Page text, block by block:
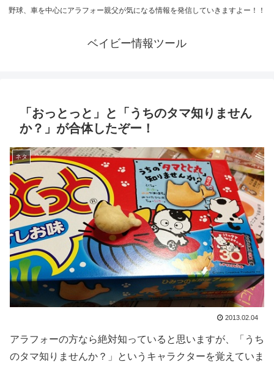
野球、車を中心にアラフォー親父が気になる情報を発信していきますよー！！
ベイビー情報ツール
「おっとっと」と「うちのタマ知りません
か？」が合体したぞー！
ネタ
2013.02.04
アラフォーの方なら絶対知っていると思いますが、「うち
のタマ知りませんか？」というキャラクターを覚えていま